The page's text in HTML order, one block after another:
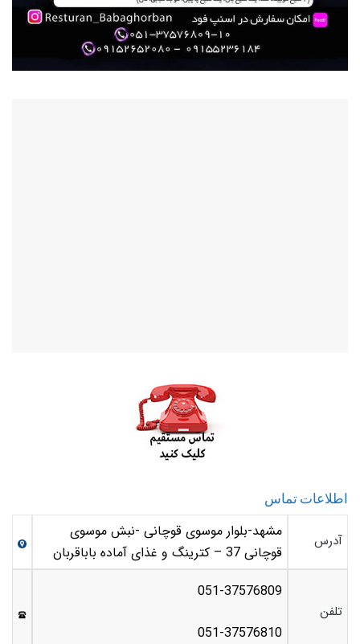
اطلاعات تماس
آدرس
مشهد-بلوار موسوی قوچانی -نبش موسوی
قوچانی 37 – کترینگ و غذای آماده باباقربان
تلفن
051-37576809
051-37576810